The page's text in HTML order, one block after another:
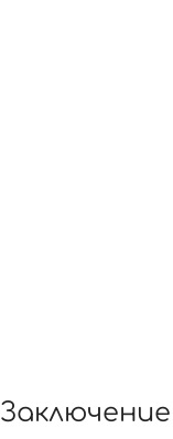
Заключение